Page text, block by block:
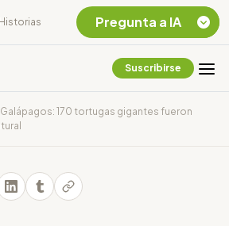
Historias
Suscribirse
Galápagos: 170 tortugas gigantes fueron
Pregunta a IA
Chevron Ecuador